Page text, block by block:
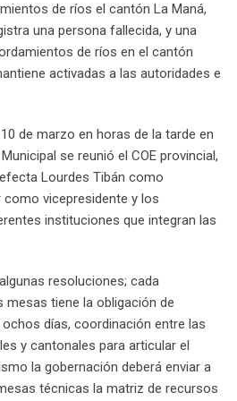
de ríos el cantón La Maná,
una persona fallecida, y una
de ríos en el cantón
activadas a las autoridades e
de marzo en horas de la tarde en
se reunió el COE provincial,
Lourdes Tibán como
como vicepresidente y los
instituciones que integran las
resoluciones; cada
mesas tiene la obligación de
días, coordinación entre las
y cantonales para articular el
la gobernación deberá enviar a
técnicas la matriz de recursos